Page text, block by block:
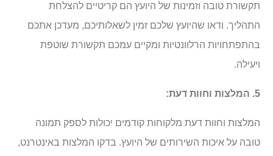
תקשורת טובה וזמינות של היועץ הם קריטיים להצלחת
התהליך. ודאו שהיועץ שלכם זמין לשאלותיכם, מעדכן אתכם
בהתפתחויות הרלוונטיות ומקיים עמכם תקשורת שוטפת
ויעילה.
5. המלצות וחוות דעת:
המלצות וחוות דעת מלקוחות קודמים יכולות לספק תמונה
טובה על איכות השירותים של היועץ. בדקו המלצות באינטרנט,